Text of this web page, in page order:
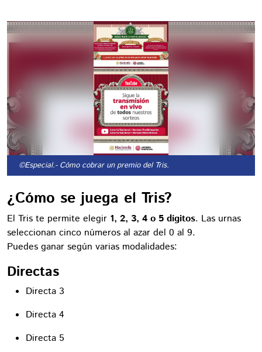
©Especial.- Cómo cobrar un premio del Tris.
¿Cómo se juega el Tris?
El Tris te permite elegir 1, 2, 3, 4 o 5 dígitos. Las urnas
seleccionan cinco números al azar del 0 al 9.
Puedes ganar según varias modalidades:
Directas
Directa 3
Directa 4
Directa 5